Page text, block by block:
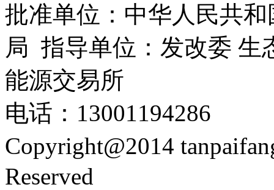
批准单位：中华人民共
局 指导单位：发改委 生
能源交易所
电话：13001194286
Copyright@2014
Reserved